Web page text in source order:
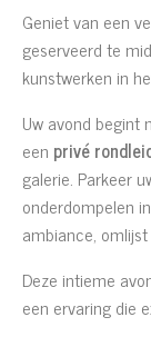
Geniet van een
geserveerd te
kunstwerken in
Uw avond begint
een privé
galerie. Parkeer
onderdompelen
ambiance,
Deze intieme
een ervaring die